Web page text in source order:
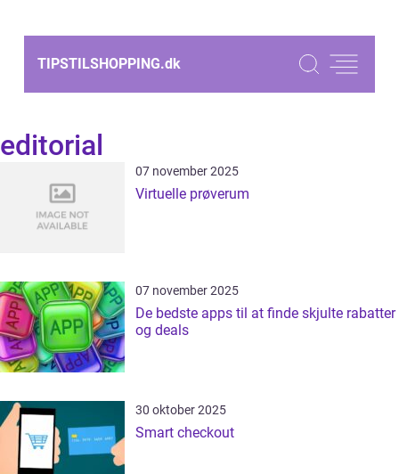
TIPSTILSHOPPING.dk
editorial
07 november 2025
Virtuelle prøverum
07 november 2025
De bedste apps til at finde skjulte rabatter
og deals
30 oktober 2025
Smart checkout